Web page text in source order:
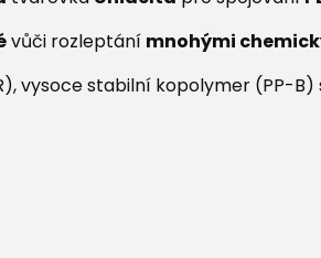
vůči rozleptání mnohými
vysoce stabilní kopolymer (PP-